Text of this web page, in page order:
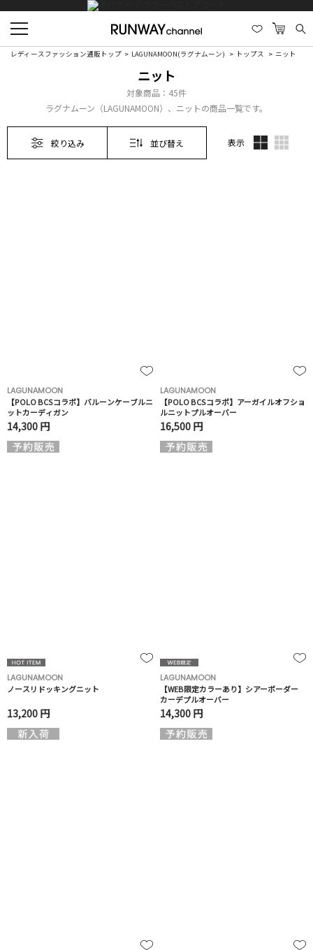
レディースファッション通販トップ LAGUNAMOON(ラグナムーン) トップス ニット
ニット
対象商品： 45件
ラグナムーン（LAGUNAMOON）、ニットの商品一覧です。
絞り込み 並び替え 表示
LAGUNAMOON
【POLO BCSコラボ】バルーンケーブルニ
ットカーディガン
14,300 円
LAGUNAMOON
【POLO BCSコラボ】アーガイルオフショ
ルニットプルオーバー
16,500 円
LAGUNAMOON
ノースリドッキングニット
13,200 円
LAGUNAMOON
【WEB限定カラーあり】シアーボーダー
カーデプルオーバー
14,300 円